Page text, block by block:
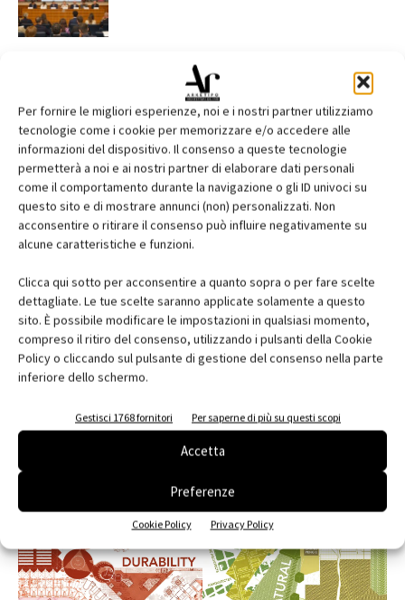
Per fornire le migliori esperienze, noi e i nostri partner utilizziamo
tecnologie come i cookie per memorizzare e/o accedere alle
informazioni del dispositivo. Il consenso a queste tecnologie
permetterà a noi e ai nostri partner di elaborare dati personali
come il comportamento durante la navigazione o gli ID univoci su
questo sito e di mostrare annunci (non) personalizzati. Non
acconsentire o ritirare il consenso può influire negativamente su
alcune caratteristiche e funzioni.
Clicca qui sotto per acconsentire a quanto sopra o per fare scelte
dettagliate. Le tue scelte saranno applicate solamente a questo
sito. È possibile modificare le impostazioni in qualsiasi momento,
compreso il ritiro del consenso, utilizzando i pulsanti della Cookie
Policy o cliccando sul pulsante di gestione del consenso nella parte
inferiore dello schermo.
Gestisci 1768 fornitori Per saperne di più su questi scopi
Accetta
Preferenze
Cookie Policy Privacy Policy
EDICOLA